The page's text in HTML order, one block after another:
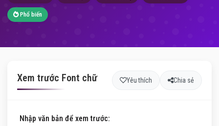
Phổ biến
Xem trước Font chữ Yêu thích Chia sẻ
Nhập văn bản để xem trước: